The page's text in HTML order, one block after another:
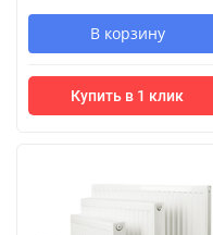
В корзину
Купить в 1 клик